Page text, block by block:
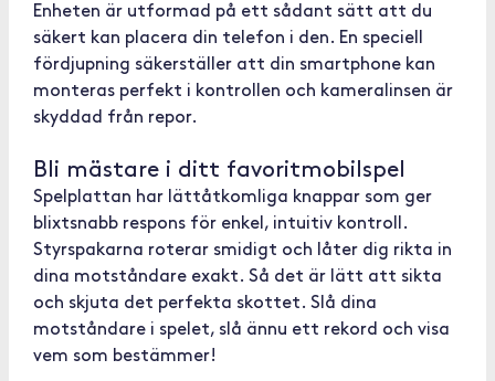
Enheten är utformad på ett sådant sätt att du
säkert kan placera din telefon i den. En speciell
fördjupning säkerställer att din smartphone kan
monteras perfekt i kontrollen och kameralinsen är
skyddad från repor.
Bli mästare i ditt favoritmobilspel
Spelplattan har lättåtkomliga knappar som ger
blixtsnabb respons för enkel, intuitiv kontroll.
Styrspakarna roterar smidigt och låter dig rikta in
dina motståndare exakt. Så det är lätt att sikta
och skjuta det perfekta skottet. Slå dina
motståndare i spelet, slå ännu ett rekord och visa
vem som bestämmer!